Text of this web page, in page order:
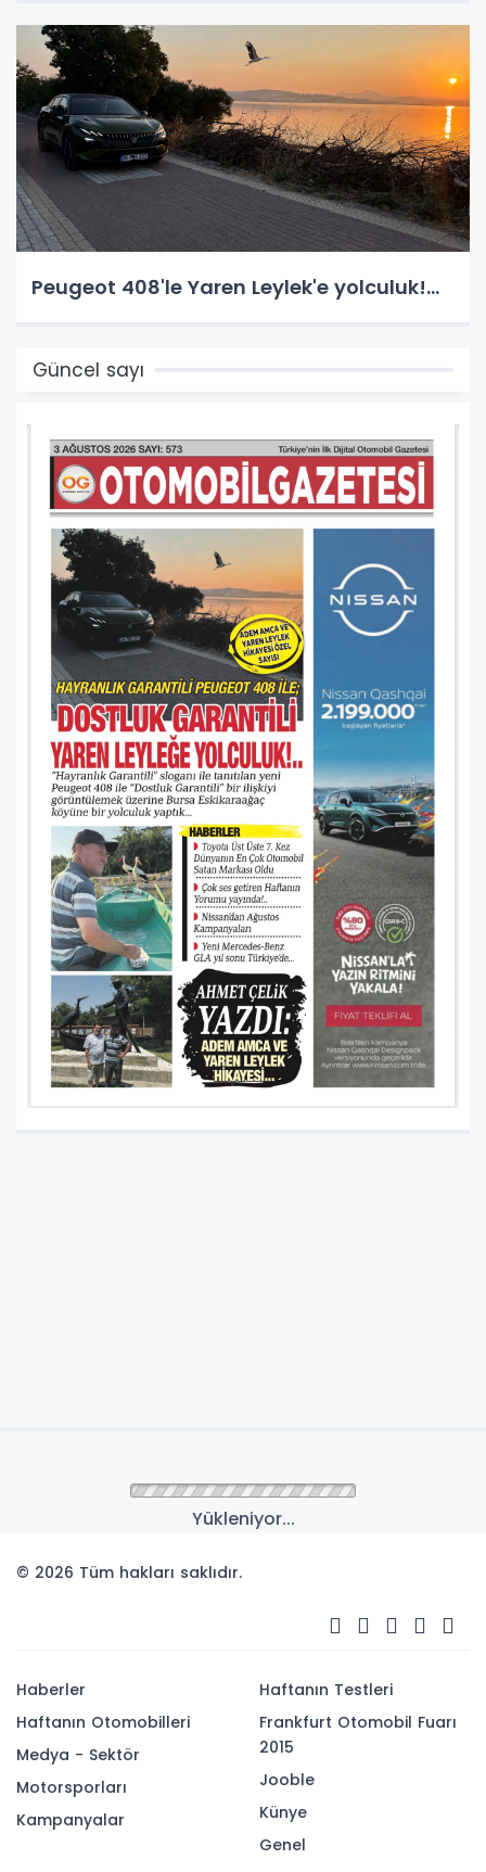
Peugeot 408'le Yaren Leylek'e yolculuk!...
Güncel sayı
Yükleniyor...
© 2026 Tüm hakları saklıdır.
Haberler
Haftanın Otomobilleri
Medya - Sektör
Motorsporları
Kampanyalar
Haftanın Testleri
Frankfurt Otomobil Fuarı
2015
Jooble
Künye
Genel